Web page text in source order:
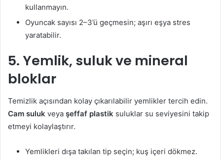
kullanmayın.
Oyuncak sayısı 2–3’ü geçmesin; aşırı eşya stres
yaratabilir.
5. Yemlik, suluk ve mineral
bloklar
Temizlik açısından kolay çıkarılabilir yemlikler tercih edin.
Cam suluk veya şeffaf plastik suluklar su seviyesini takip
etmeyi kolaylaştırır.
Yemlikleri dışa takılan tip seçin; kuş içeri dökmez.